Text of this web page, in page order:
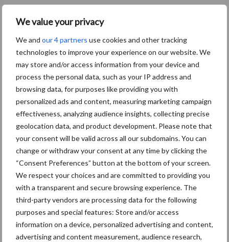
We value your privacy
We and our 4 partners use cookies and other tracking
technologies to improve your experience on our website. We
may store and/or access information from your device and
process the personal data, such as your IP address and
browsing data, for purposes like providing you with
personalized ads and content, measuring marketing campaign
effectiveness, analyzing audience insights, collecting precise
geolocation data, and product development. Please note that
your consent will be valid across all our subdomains. You can
change or withdraw your consent at any time by clicking the
“Consent Preferences” button at the bottom of your screen.
We respect your choices and are committed to providing you
with a transparent and secure browsing experience. The
third-party vendors are processing data for the following
purposes and special features: Store and/or access
information on a device, personalized advertising and content,
advertising and content measurement, audience research,
Eliminatieprotocol voor
Mycoplasma hyopneumoniae
4 aug
AVP in Finland onderstreept dat
alertheid belangrijk is, zeker nu
3 aug
Vlaamse mestbalans in evenwicht
dankzij groei van
verwerkingscapaciteit
3 aug
Intacte beren houden kan in de bio-
varkenshouderij, maar dan moet
alles kloppen
Toon meer